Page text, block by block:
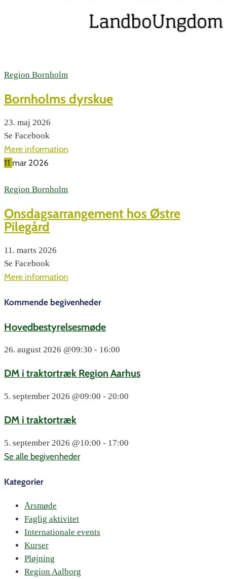
Region Bornholm
Bornholms dyrskue
23. maj 2026
Se Facebook
Mere information
11 mar 2026
Region Bornholm
Onsdagsarrangement hos Østre
Pilegård
11. marts 2026
Se Facebook
Mere information
Kommende begivenheder
Hovedbestyrelsesmøde
26. august 2026 @09:30 - 16:00
DM i traktortræk Region Aarhus
5. september 2026 @09:00 - 20:00
DM i traktortræk
5. september 2026 @10:00 - 17:00
Se alle begivenheder
Kategorier
Årsmøde
Faglig aktivitet
Internationale events
Kurser
Pløjning
Region Aalborg